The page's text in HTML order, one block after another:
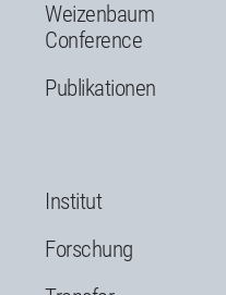
Weizenbaum
Conference
Publikationen
Institut
Forschung